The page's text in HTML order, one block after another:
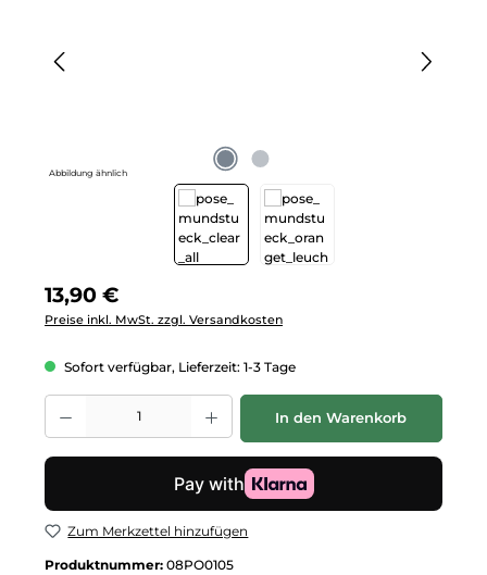
Abbildung ähnlich
Regulärer Preis:
13,90 €
Preise inkl. MwSt. zzgl. Versandkosten
Sofort verfügbar, Lieferzeit: 1-3 Tage
Produkt Anzahl: Gib den gewünschten Wert ein oder benutze die
In den Warenkorb
Zum Merkzettel hinzufügen
Produktnummer: 08PO0105